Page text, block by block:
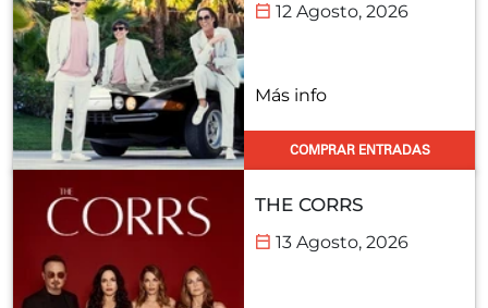
12 Agosto, 2026
Más info
COMPRAR ENTRADAS
THE CORRS
13 Agosto, 2026